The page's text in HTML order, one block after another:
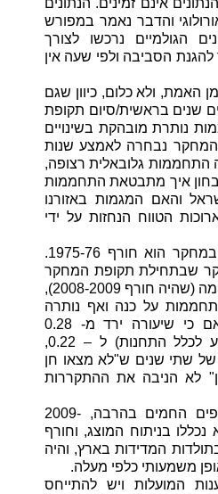
אינם זמינים. הנתונים
והדבר נאמר במפורש
הגולמיים נרכשו לצורך
הסביבה ולפי שעה אין
האמת, ולא כלום, כיוון שגם
שנים בראשית/סיום תקופת
נותרת מובהקת בשינויים
נבחרה לאמצע שנות
התחממות גלובאלית רצופה,
איך מתבטאת התחממות
והאם המגמות באזורנו
הטווח הנחזות על ידי
החורף הראשון הכלול במחקר הוא חורף 1975-76.
שבתחילת תקופת המחקר
ואת החורף החם שבסיומה (שהיה חורף 2008-2009),
על כנה ואף נותרה
מובהקת סטטיסטית, אם כי שיעורה ירד מ- 0.28
מעלות לעשור (בממוצע לכלל התחנות) ל – 0.22,
שתי שנים ש"לא מצאו חן
לא הניבה את ההתקררות
מעבר לכך, שני החורפים החמים בהרבה, 2009-
ו- 2010-2011 לא נכללו בניתוח המוצג, וחורף
החם בתולדות המדידות בארץ, והיה
משמעותי כלפי מעלה.
המועלות ויש להתייחס